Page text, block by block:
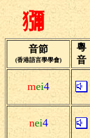
獼
音節
(香港語言學學會)
粵
音
mei4
nei4